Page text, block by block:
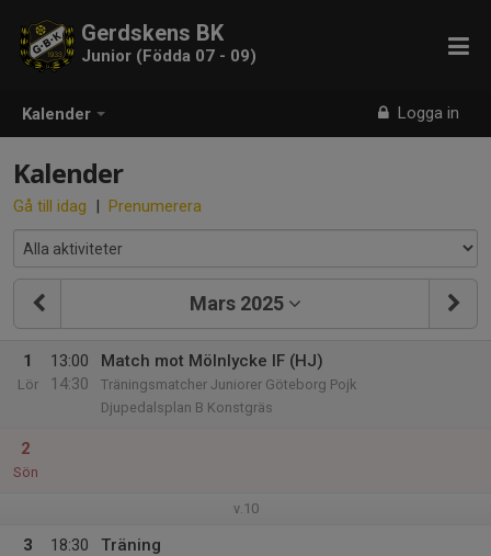
Kalender Logga in
Gerdskens BK
Junior (Födda 07 - 09)
Kalender
Gå till idag | Prenumerera
Mars 2025
1
Lör
13:00
14:30
Match mot Mölnlycke IF (HJ)
Träningsmatcher Juniorer Göteborg Pojk
Djupedalsplan B Konstgräs
2
Sön
v.10
3
18:30
Träning